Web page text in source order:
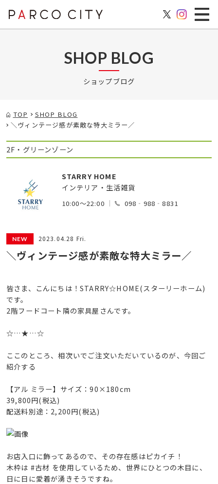
SHOP BLOG
ショップブログ
TOP
SHOP BLOG
＼ヴィンテージ感が素敵な特大ミラー／
2F・グリーンゾーン
STARRY HOME
インテリア・生活雑貨
10:00～22:00 098‐988‐8831
2023.04.28 Fri.
＼ヴィンテージ感が素敵な特大ミラー／
皆さま、こんにちは！STARRY☆HOME(スターリーホーム)
です。
2階フードコート隣の家具屋さんです。
☆…★…☆
ここのところ、相次いでご注文いただいているのが、今回ご
紹介する
【アル ミラー】サイズ：90×180cm
39,800円(税込)
配送料別途：2,200円(税込)
お店入口に飾ってあるので、その存在感はピカイチ！
木枠は #古材 を使用しているため、世界にひとつの木目に、
日に日に愛着が湧きそうですね。